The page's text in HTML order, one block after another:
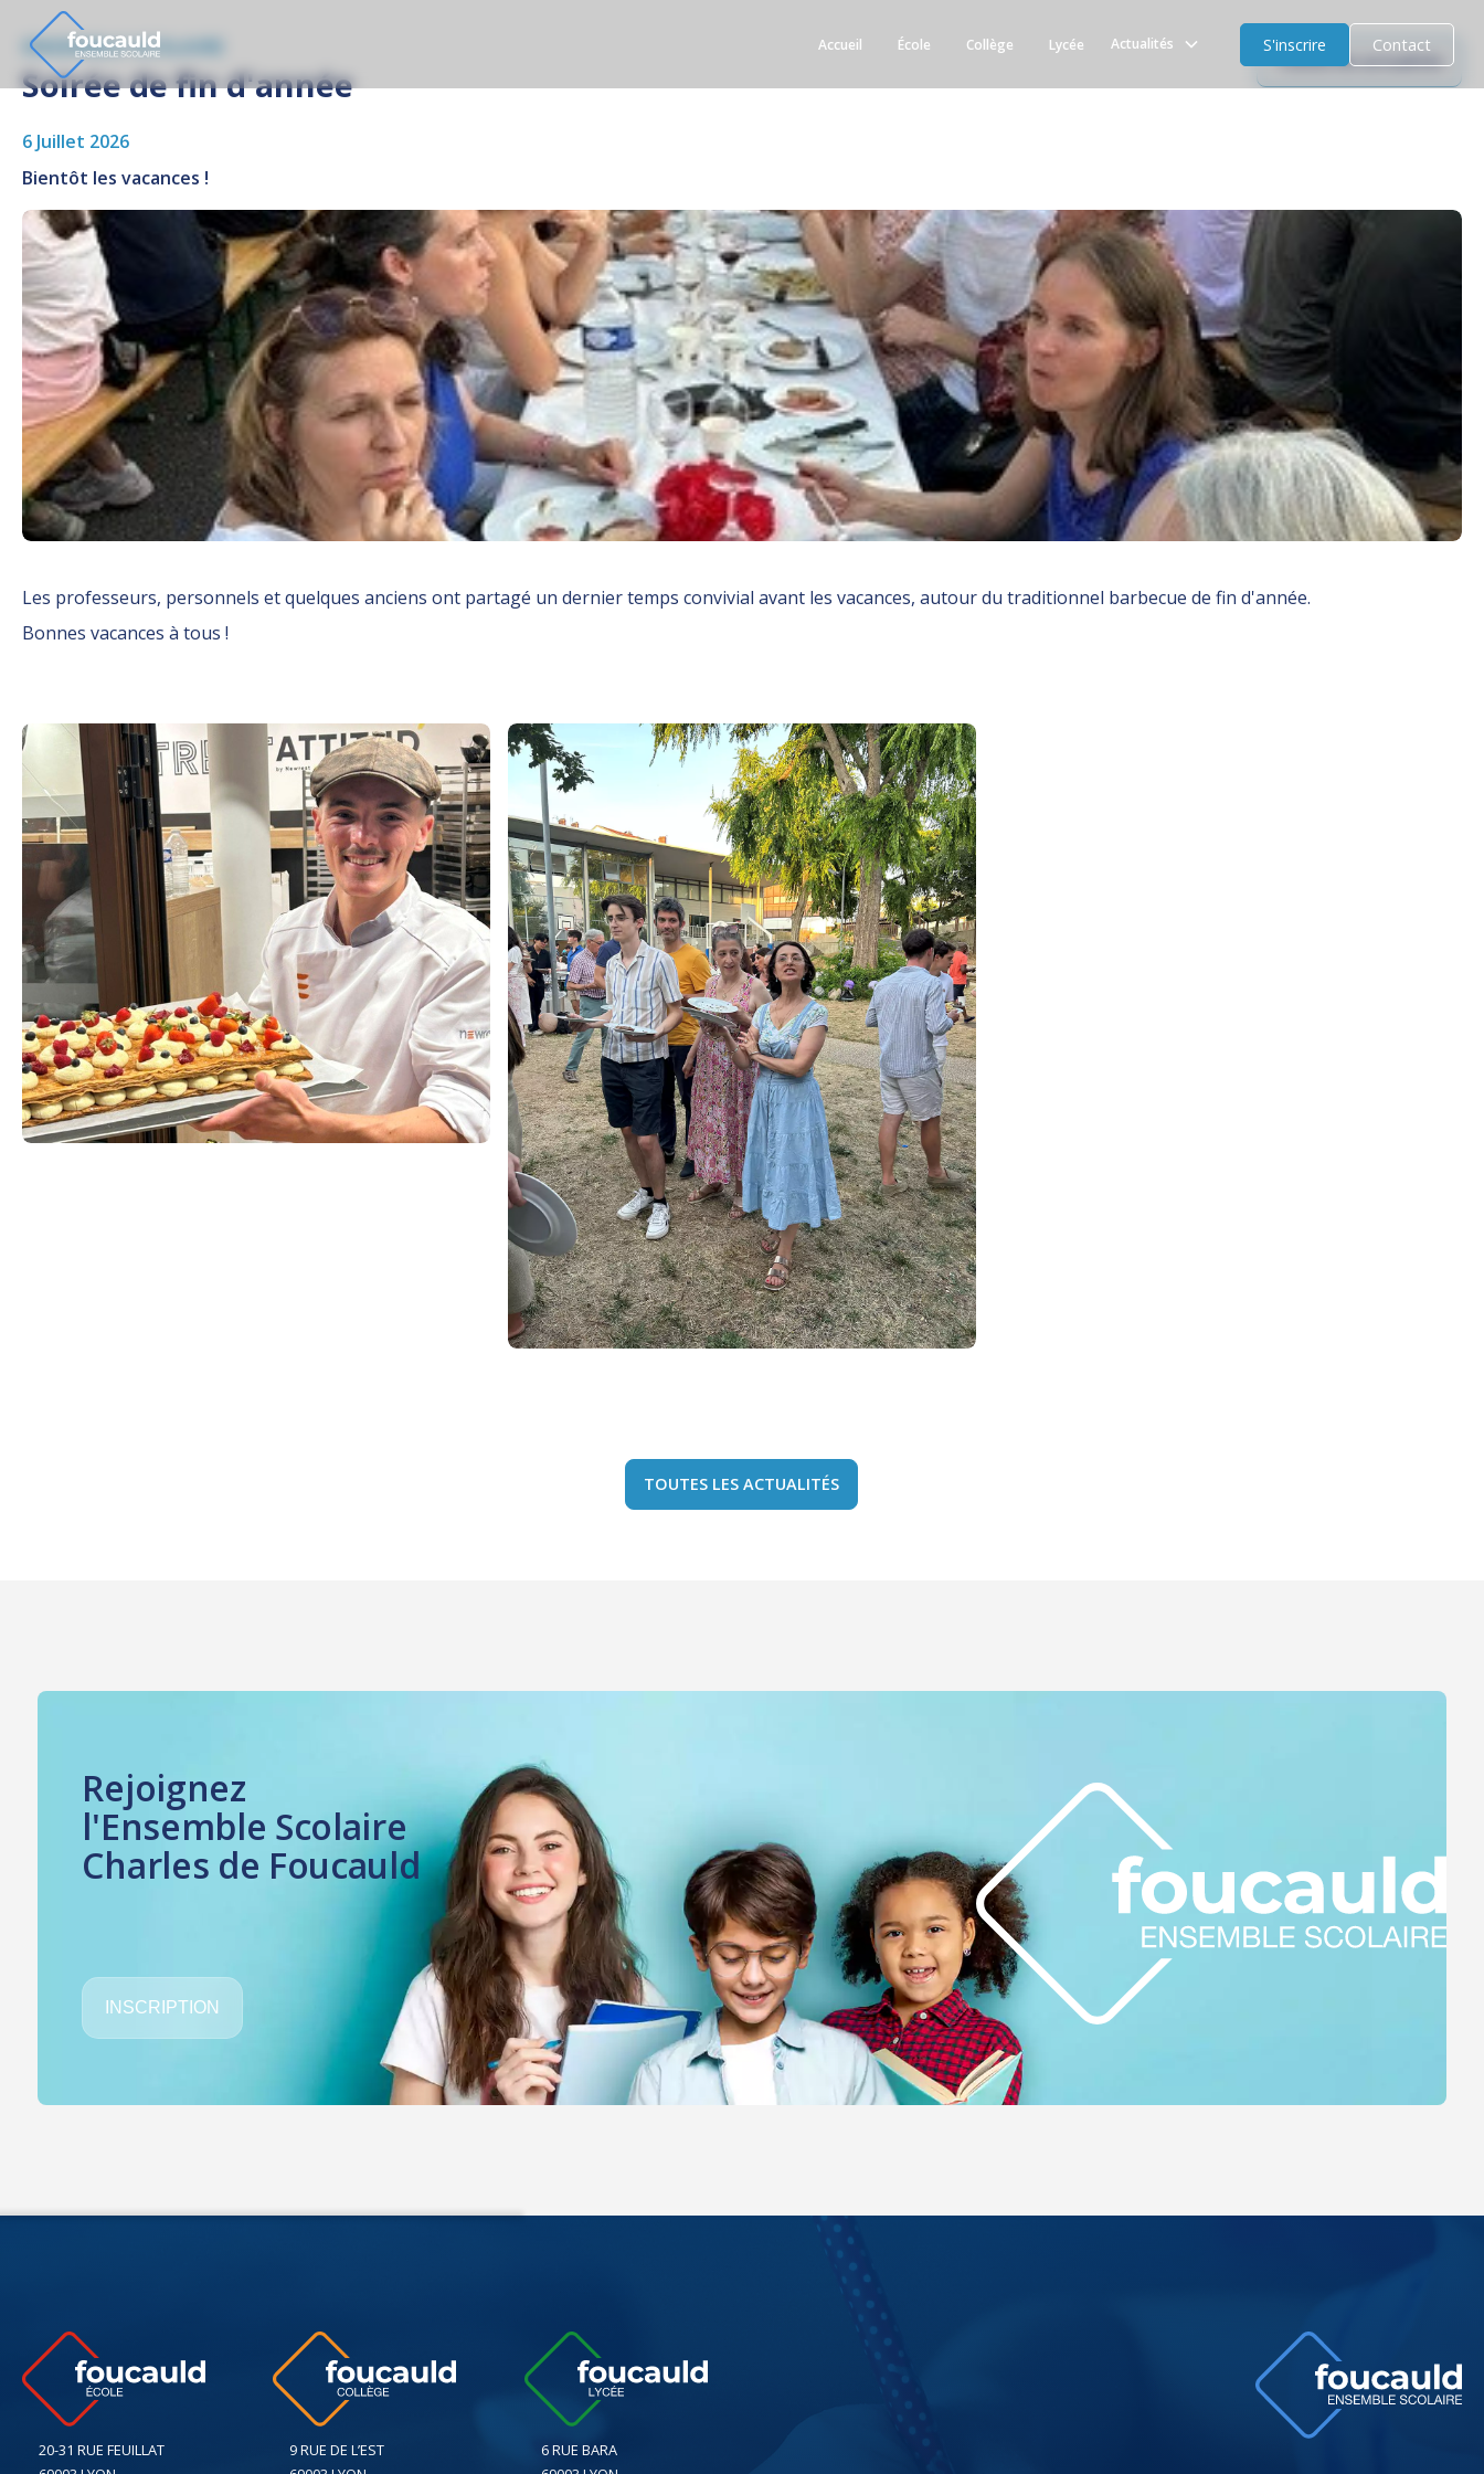
Accueil École Collège Lycée Actualités S'inscrire Contact
ENSEMBLE SCOLAIRE
Soirée de fin d'année
6 Juillet 2026
Bientôt les vacances !
Toutes les actualités
Les professeurs, personnels et quelques anciens ont partagé un dernier temps convivial avant les vacances, autour du traditionnel barbecue de fin d'année.
Bonnes vacances à tous !
TOUTES LES ACTUALITÉS
Rejoignez
l'Ensemble Scolaire
Charles de Foucauld
INSCRIPTION
20-31 RUE FEUILLAT
9 RUE DE L’EST
6 RUE BARA